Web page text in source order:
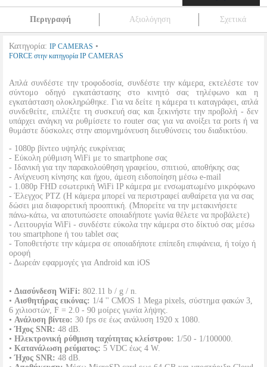
Περιγραφή Αξιολόγηση Σχετικά
Κατηγορία: IP CAMERAS •
FORCE στην κατηγορία IP CAMERAS
Απλά συνδέστε την τροφοδοσία, συνδέστε την κάμερα, εκτελέστε τον
σύντομο οδηγό εγκατάστασης στο κινητό σας τηλέφωνο και η
εγκατάσταση ολοκληρώθηκε. Για να δείτε η κάμερα τι καταγράφει, απλά
συνδεθείτε, επιλέξτε τη συσκευή σας και ξεκινήστε την προβολή - δεν
υπάρχει ανάγκη να ρυθμίσετε το router σας για να ανοίξει τα ports ή να
θυμάστε δύσκολες στην απομνημόνευση διευθύνσεις του διαδικτύου.
- 1080p βίντεο υψηλής ευκρίνειας
- Εύκολη ρύθμιση WiFi με το smartphone σας
- Ιδανική για την παρακολούθηση γραφείου, σπιτιού, αποθήκης σας
- Ανίχνευση κίνησης και ήχου, άμεση ειδοποίηση μέσω e-mail
- 1.080p FHD εσωτερική WiFi IP κάμερα με ενσωματωμένο μικρόφωνο
- Έλεγχος PTZ (Η κάμερα μπορεί να περιστραφεί αυθαίρετα για να σας
δώσει μια διαφορετική προοπτική. (Μπορείτε να την μετακινήσετε
πάνω-κάτω, να αποτυπώσετε οποιαδήποτε γωνία θέλετε να προβάλετε)
- Λειτουργία WiFi - συνδέστε εύκολα την κάμερα στο δίκτυό σας μέσω
του smartphone ή του tablet σας
- Τοποθετήστε την κάμερα σε οποιαδήποτε επίπεδη επιφάνεια, ή τοίχο ή
οροφή
- Δωρεάν εφαρμογές για Android και iOS
• Διασύνδεση WiFi: 802.11 b / g / n.
• Αισθητήρας εικόνας: 1/4 '' CMOS 1 Mega pixels, σύστημα φακών 3,
6 χιλιοστών, F = 2.0 - 90 μοίρες γωνία λήψης.
• Ανάλυση βίντεο: 30 fps σε έως ανάλυση 1920 x 1080.
•Ήχος SNR: 48 dB.
• Ηλεκτρονική ρύθμιση ταχύτητας κλείστρου: 1/50 - 1/100000.
• Κατανάλωση ρεύματος: 5 VDC έως 4 W.
•Ήχος SNR: 48 dB.